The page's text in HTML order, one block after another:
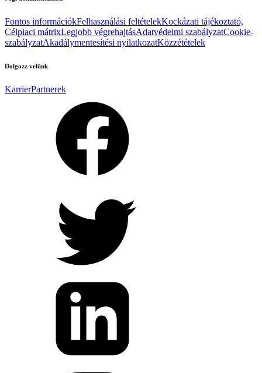
Fontos információkFelhasználási feltételekKockázati tájékoztató,
Célpiaci mátrixLegjobb végrehajtásAdatvédelmi szabályzatCookie-
szabályzatAkadálymentesítési nyilatkozatKözzétételek
Dolgozz velünk
KarrierPartnerek